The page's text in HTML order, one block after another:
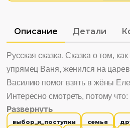
Описание Детали
Русская сказка. Сказка о том,
упрямец Ваня, женился на
Василию помог взять в жёны
Интересно смотреть, потому
сказка. 2. Учит верности,
настоять на своем.
Развернуть
выбор_и_поступки семья